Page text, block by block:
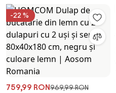
-22 %
759,99 RON969,99 RON